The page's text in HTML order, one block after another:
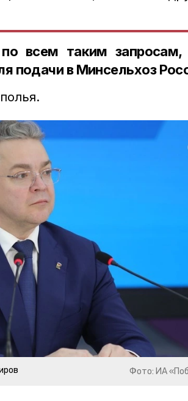
всем таким запросам,
подачи в Минсельхоз
Фото: ИА